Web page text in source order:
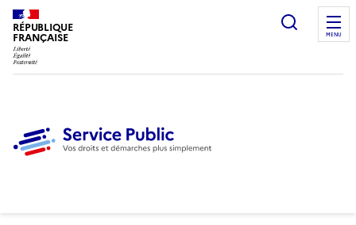
RÉPUBLIQUE
FRANÇAISE
Ouvrir
MENU